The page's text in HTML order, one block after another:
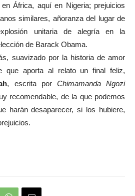
África, aquí en Nigeria; prejuicios
similares, añoranza del lugar de
unitaria de alegría en la
de Barack Obama.
suavizado por la historia de amor
que aporta al relato un final feliz,
, escrita por Chimamanda Ngozi
recomendable, de la que podemos
harán desaparecer, si los hubiere,